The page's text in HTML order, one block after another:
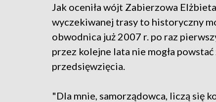
Jak oceniła wójt Zabierzowa
wyczekiwanej trasy to historyczny
obwodnica już 2007 r. po raz
przez kolejne lata nie mogła
przedsięwzięcia.
"Dla mnie, samorządowca, liczą się